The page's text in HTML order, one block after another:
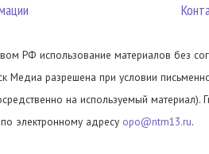
РФ использование материалов без
разрешена при условии
на используемый материал).
электронному адресу opo@ntm13.ru.